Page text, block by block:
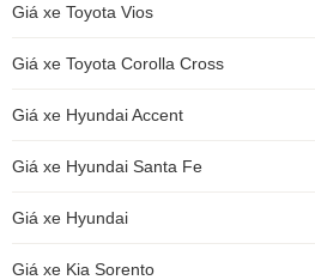
Giá xe Toyota Vios
Giá xe Toyota Corolla Cross
Giá xe Hyundai Accent
Giá xe Hyundai Santa Fe
Giá xe Hyundai
Giá xe Kia Sorento